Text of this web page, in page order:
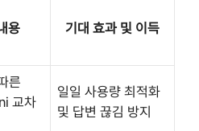
용 기대 효과 및 이득
른
교차
일일 사용량 최적화
및 답변 끊김 방지